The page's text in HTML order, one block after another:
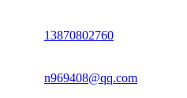
13870802760
n969408@qq.com